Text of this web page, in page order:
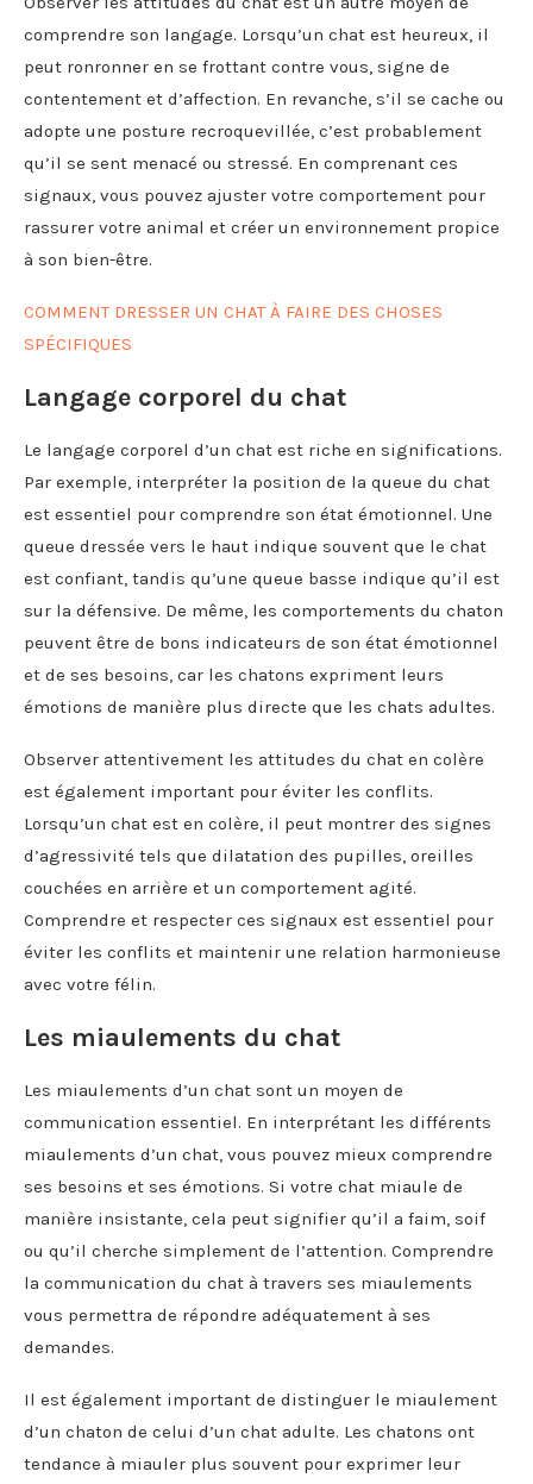
comprendre son langage. Lorsqu’un chat est heureux, il
peut ronronner en se frottant contre vous, signe de
contentement et d’affection. En revanche, s’il se cache ou
adopte une posture recroquevillée, c’est probablement
qu’il se sent menacé ou stressé. En comprenant ces
signaux, vous pouvez ajuster votre comportement pour
rassurer votre animal et créer un environnement propice
à son bien-être.
COMMENT DRESSER UN CHAT À FAIRE DES CHOSES
SPÉCIFIQUES
Langage corporel du chat
Le langage corporel d’un chat est riche en significations.
Par exemple, interpréter la position de la queue du chat
est essentiel pour comprendre son état émotionnel. Une
queue dressée vers le haut indique souvent que le chat
est confiant, tandis qu’une queue basse indique qu’il est
sur la défensive. De même, les comportements du chaton
peuvent être de bons indicateurs de son état émotionnel
et de ses besoins, car les chatons expriment leurs
émotions de manière plus directe que les chats adultes.
Observer attentivement les attitudes du chat en colère
est également important pour éviter les conflits.
Lorsqu’un chat est en colère, il peut montrer des signes
d’agressivité tels que dilatation des pupilles, oreilles
couchées en arrière et un comportement agité.
Comprendre et respecter ces signaux est essentiel pour
éviter les conflits et maintenir une relation harmonieuse
avec votre félin.
Les miaulements du chat
Les miaulements d’un chat sont un moyen de
communication essentiel. En interprétant les différents
miaulements d’un chat, vous pouvez mieux comprendre
ses besoins et ses émotions. Si votre chat miaule de
manière insistante, cela peut signifier qu’il a faim, soif
ou qu’il cherche simplement de l’attention. Comprendre
la communication du chat à travers ses miaulements
vous permettra de répondre adéquatement à ses
demandes.
Il est également important de distinguer le miaulement
d’un chaton de celui d’un chat adulte. Les chatons ont
tendance à miauler plus souvent pour exprimer leur